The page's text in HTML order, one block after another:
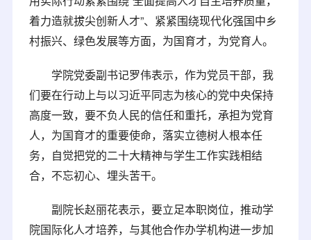
着力造就拔尖创新人才”、紧紧围绕现代化强国中乡
村振兴、绿色发展等方面，为国育才，为党育人。
学院党委副书记罗伟表示，作为党员干部，我
们要在行动上与以习近平同志为核心的党中央保持
高度一致，要不负人民的信任和重托，承担为党育
人，为国育才的重要使命，落实立德树人根本任
务，自觉把党的二十大精神与学生工作实践相结
合，不忘初心、埋头苦干。
副院长赵丽花表示，要立足本职岗位，推动学
院国际化人才培养，与其他合作办学机构进一步加